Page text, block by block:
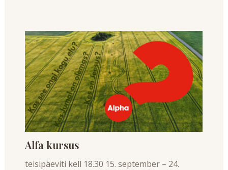
Alfa kursus
teisipäeviti kell 18.30 15. september – 24.